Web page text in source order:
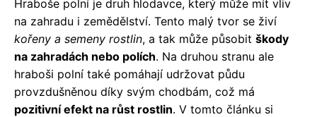
Hraboše polní je druh hlodavce, který může mít vliv
na zahradu i zemědělství. Tento malý tvor se živí
kořeny a semeny rostlin, a tak může působit škody
na zahradách nebo polích. Na druhou stranu ale
hraboši polní také pomáhají udržovat půdu
provzdušněnou díky svým chodbám, což má
pozitivní efekt na růst rostlin. V tomto článku si